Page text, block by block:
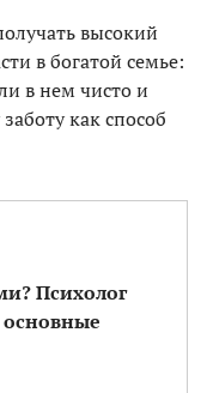
высокий
в богатой семье:
в нем чисто и
как способ
Психолог